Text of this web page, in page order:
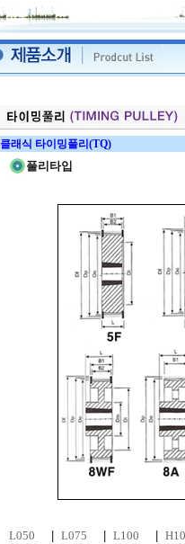
클래식 타이밍풀리(TQ)
풀리타입
L050 L075 L100